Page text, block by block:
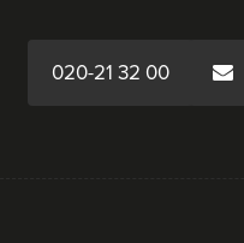
020-21 32 00